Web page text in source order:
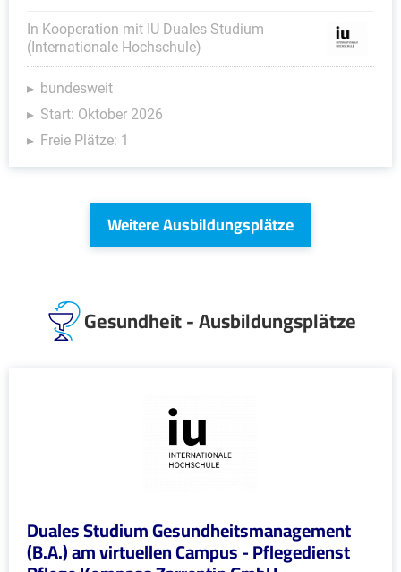
In Kooperation mit IU Duales Studium
(Internationale Hochschule)
bundesweit
Start: Oktober 2026
Freie Plätze: 1
Weitere Ausbildungsplätze
Gesundheit - Ausbildungsplätze
Duales Studium Gesundheitsmanagement
(B.A.) am virtuellen Campus - Pflegedienst